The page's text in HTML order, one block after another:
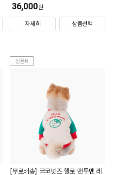
36,000원
자세히 상품선택
상품6
[무료배송] 코코넛즈 헬로 맨투맨 레